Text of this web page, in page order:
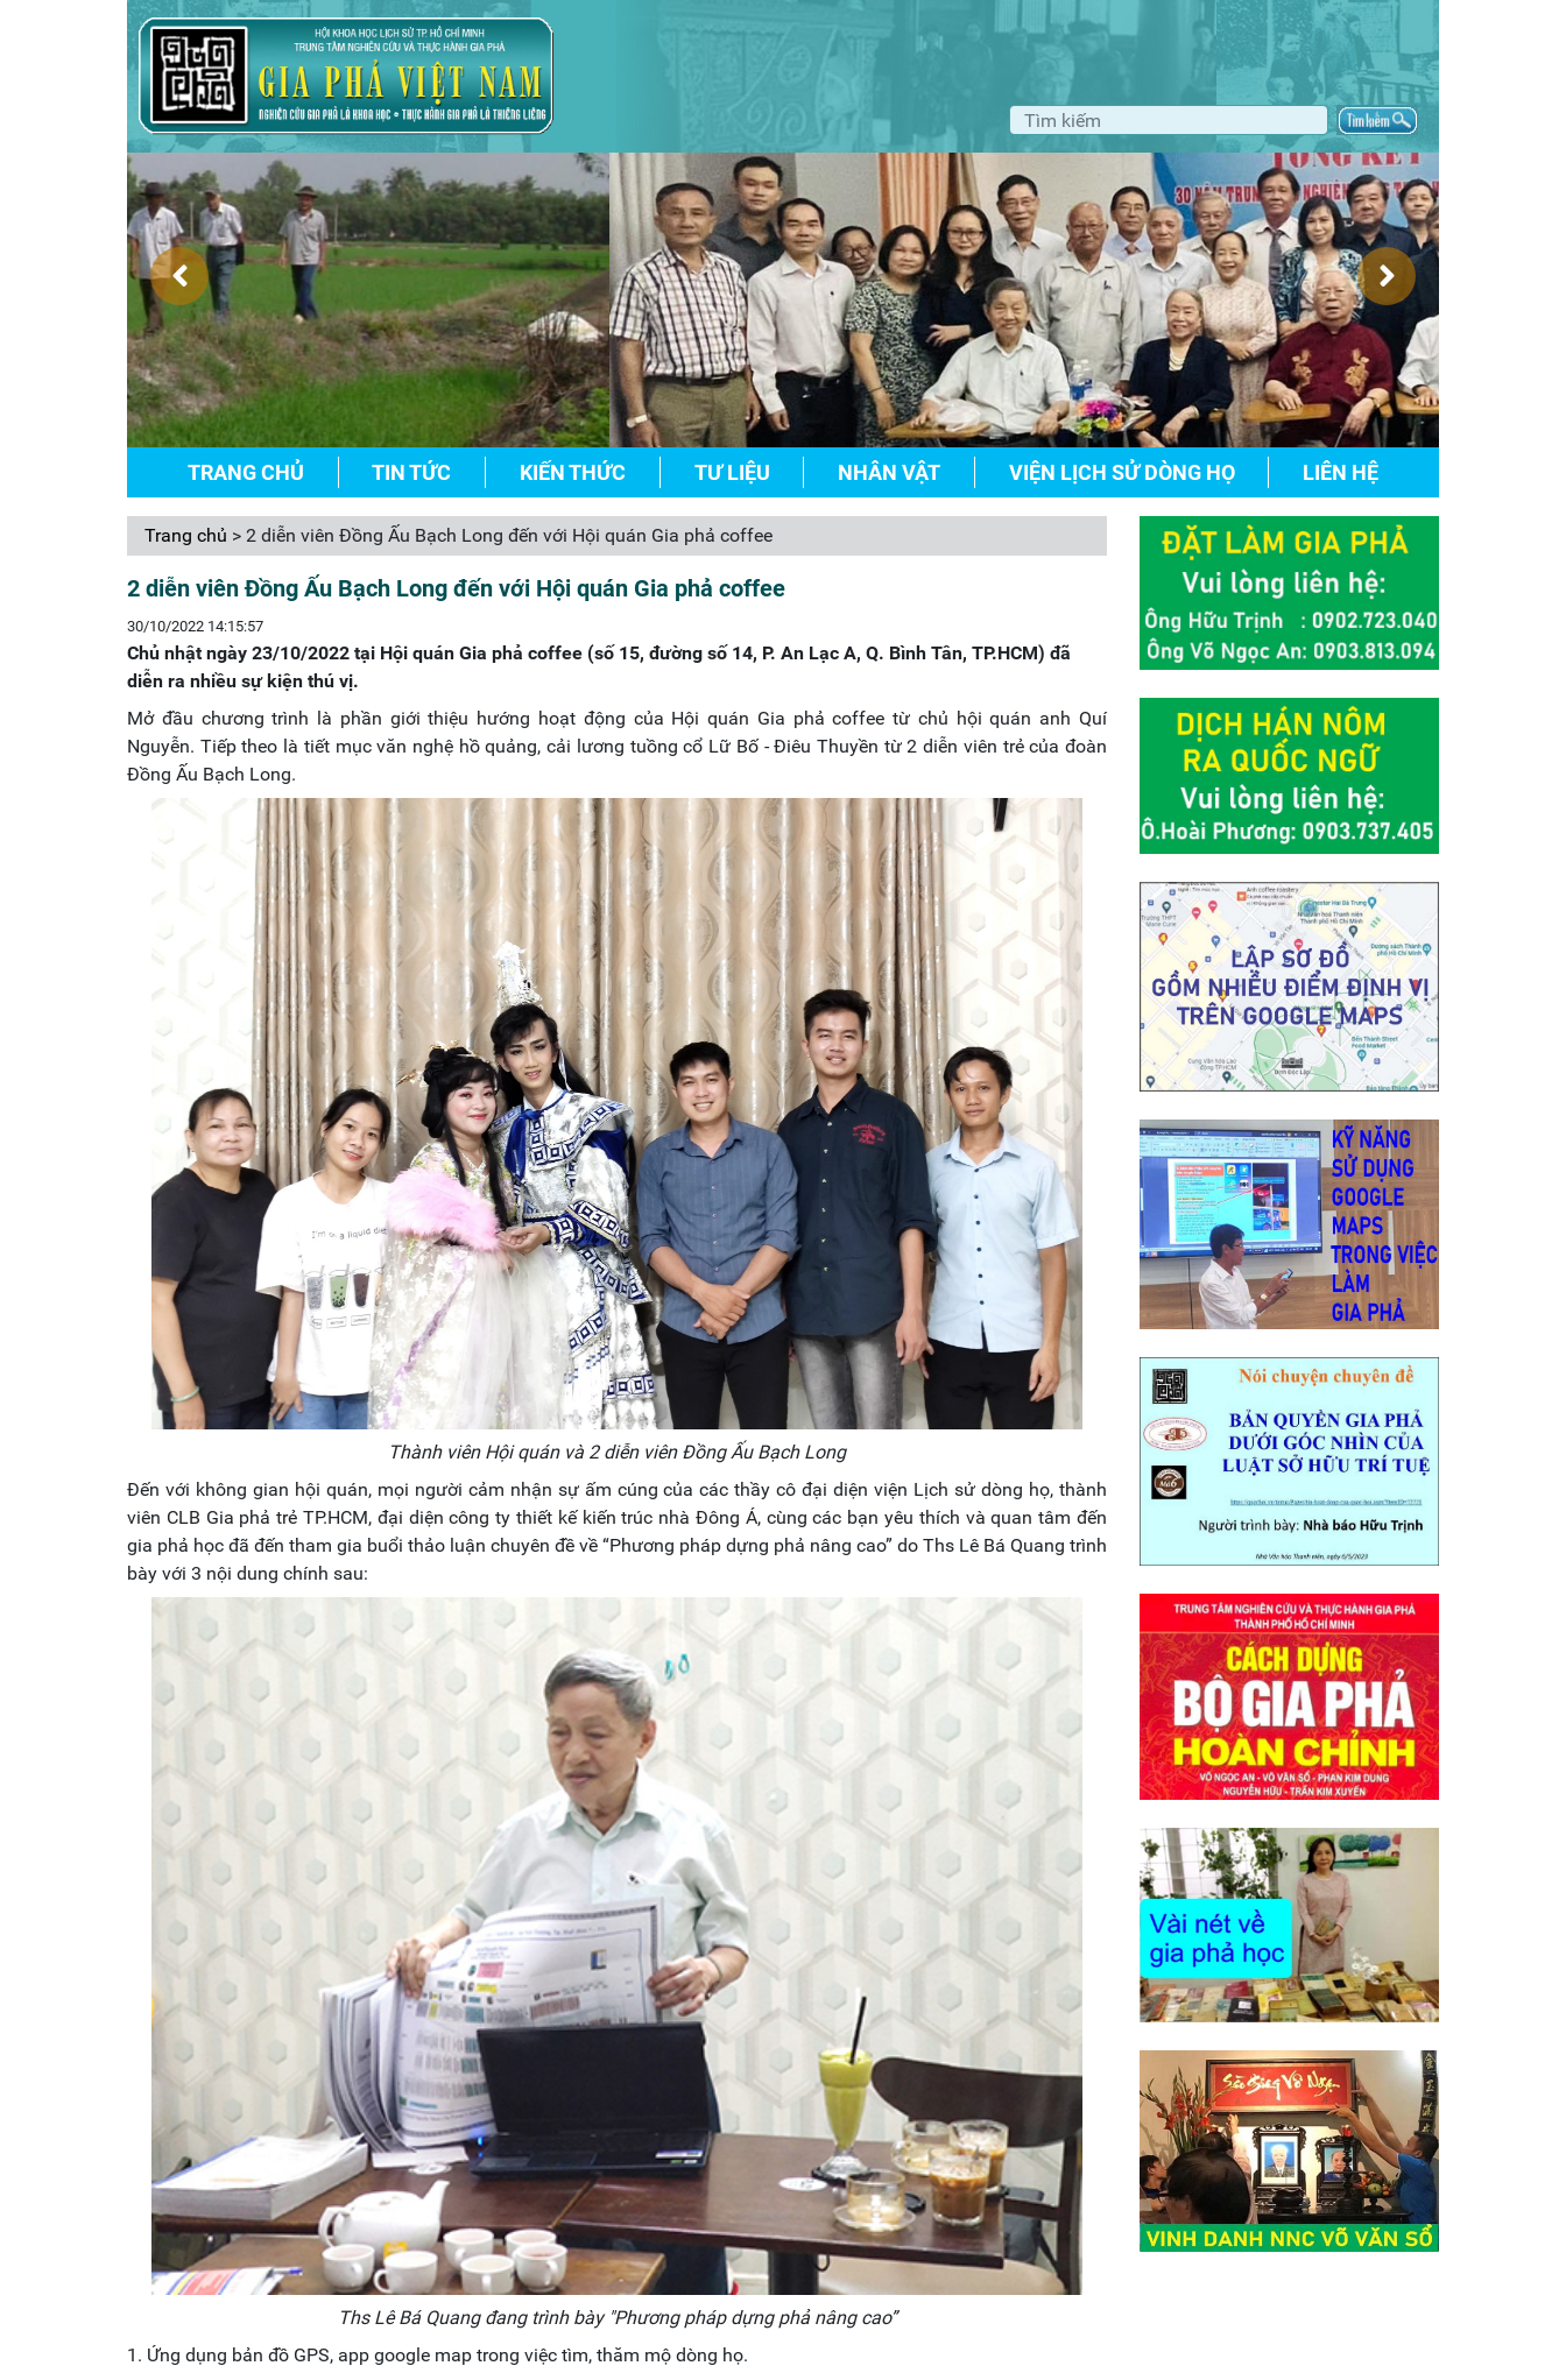
TRANG CHỦ TIN TỨC KIẾN THỨC TƯ LIỆU NHÂN VẬT VIỆN LỊCH SỬ DÒNG HỌ LIÊN HỆ
Trang chủ > 2 diễn viên Đồng Ấu Bạch Long đến với Hội quán Gia phả coffee
2 diễn viên Đồng Ấu Bạch Long đến với Hội quán Gia phả coffee
30/10/2022 14:15:57
Chủ nhật ngày 23/10/2022 tại Hội quán Gia phả coffee (số 15, đường số 14, P. An Lạc A, Q. Bình Tân, TP.HCM) đã
diễn ra nhiều sự kiện thú vị.
Mở đầu chương trình là phần giới thiệu hướng hoạt động của Hội quán Gia phả coffee từ chủ hội quán anh Quí
Nguyễn. Tiếp theo là tiết mục văn nghệ hồ quảng, cải lương tuồng cổ Lữ Bố - Điêu Thuyền từ 2 diễn viên trẻ của đoàn
Đồng Ấu Bạch Long.
Thành viên Hội quán và 2 diễn viên Đồng Ấu Bạch Long
Đến với không gian hội quán, mọi người cảm nhận sự ấm cúng của các thầy cô đại diện viện Lịch sử dòng họ, thành
viên CLB Gia phả trẻ TP.HCM, đại diện công ty thiết kế kiến trúc nhà Đông Á, cùng các bạn yêu thích và quan tâm đến
gia phả học đã đến tham gia buổi thảo luận chuyên đề về “Phương pháp dựng phả nâng cao” do Ths Lê Bá Quang trình
bày với 3 nội dung chính sau:
Ths Lê Bá Quang đang trình bày "Phương pháp dựng phả nâng cao”
1. Ứng dụng bản đồ GPS, app google map trong việc tìm, thăm mộ dòng họ.